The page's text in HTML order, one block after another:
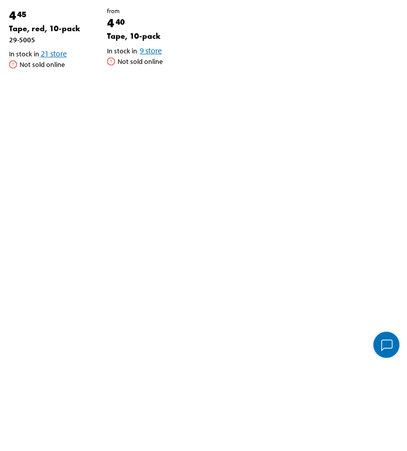
445
Tape, red, 10-pack
29-5005
In stock in 21 store
Not sold online
from
440
Tape, 10-pack
In stock in 9store
Not sold online